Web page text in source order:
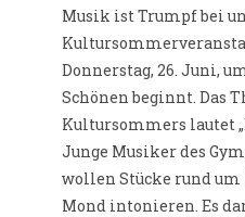
Musik ist Trumpf bei
Donnerstag, 26. Juni,
Schönen beginnt. Das
Kultursommers lautet
Junge Musiker des
wollen Stücke rund um
Mond intonieren. Es